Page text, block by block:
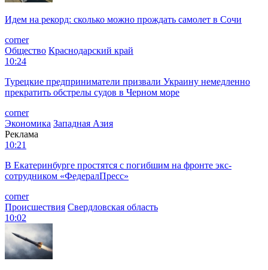
Идем на рекорд: сколько можно прождать самолет в Сочи
corner
Общество Краснодарский край
10:24
Турецкие предприниматели призвали Украину немедленно
прекратить обстрелы судов в Черном море
corner
Экономика Западная Азия
Реклама
10:21
В Екатеринбурге простятся с погибшим на фронте экс-
сотрудником «ФедералПресс»
corner
Происшествия Свердловская область
10:02